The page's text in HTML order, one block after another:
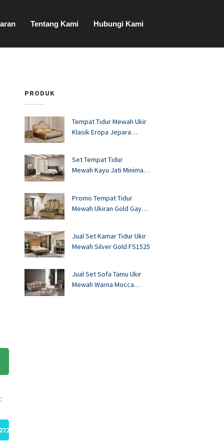
Tentang Kami Hubungi Kami
PRODUK
Tempat Tidur Mewah Ukir
Klasik Eropa Jepara
Set Tempat Tidur
Mewah Kayu Jati Minimalis
Promo Tempat Tidur
Mewah Ukiran Gold Gaya
Jual Set Kamar Tidur Ukir
Mewah Silver Gold FS1525
Jual Set Sofa Tamu Ukir
Mewah Warna Mocca